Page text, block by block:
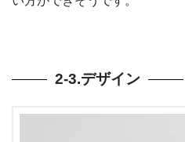
2-3.デザイン